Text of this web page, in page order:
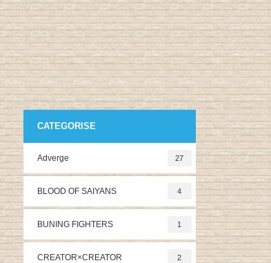
CATEGORISE
Adverge 27
BLOOD OF SAIYANS 4
BUNING FIGHTERS 1
CREATOR×CREATOR 2